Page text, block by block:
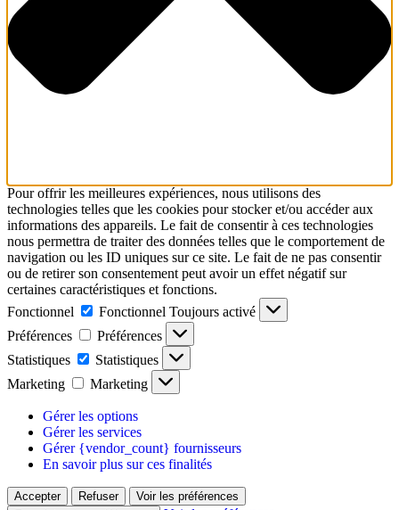
Pour offrir les meilleures expériences, nous utilisons des
technologies telles que les cookies pour stocker et/ou accéder aux
informations des appareils. Le fait de consentir à ces technologies
nous permettra de traiter des données telles que le comportement de
navigation ou les ID uniques sur ce site. Le fait de ne pas consentir
ou de retirer son consentement peut avoir un effet négatif sur
certaines caractéristiques et fonctions.
Fonctionnel
Fonctionnel Toujours activé
Préférences
Préférences
Statistiques
Statistiques
Marketing
Marketing
Gérer les options
Gérer les services
Gérer {vendor_count} fournisseurs
En savoir plus sur ces finalités
Accepter Refuser
Voir les préférences